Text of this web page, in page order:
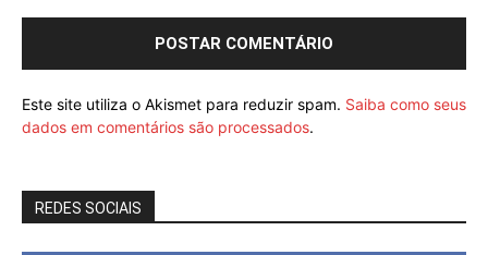
Este site utiliza o Akismet para reduzir spam. Saiba como seus
dados em comentários são processados.
REDES SOCIAIS